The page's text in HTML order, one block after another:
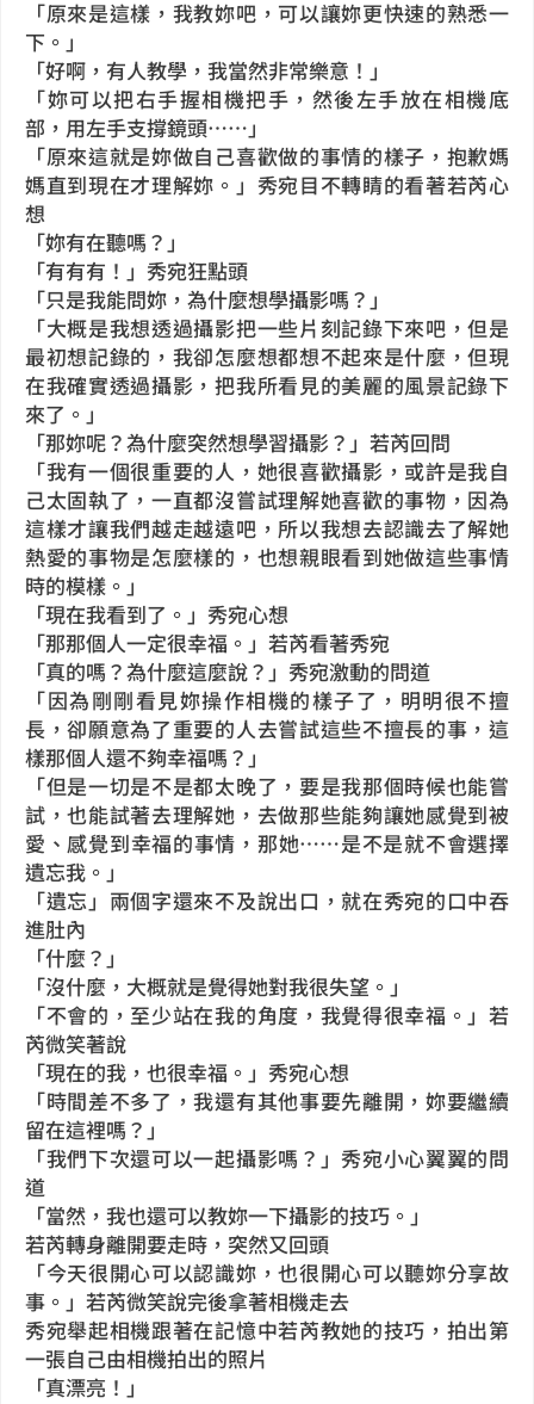
「原來是這樣，我教妳吧，可以讓妳更快速的熟悉一
下。」
「好啊，有人教學，我當然非常樂意！」
「妳可以把右手握相機把手，然後左手放在相機底
部，用左手支撐鏡頭……」
「原來這就是妳做自己喜歡做的事情的樣子，抱歉媽
媽直到現在才理解妳。」秀宛目不轉睛的看著若芮心
想
「妳有在聽嗎？」
「有有有！」秀宛狂點頭
「只是我能問妳，為什麼想學攝影嗎？」
「大概是我想透過攝影把一些片刻記錄下來吧，但是
最初想記錄的，我卻怎麼想都想不起來是什麼，但現
在我確實透過攝影，把我所看見的美麗的風景記錄下
來了。」
「那妳呢？為什麼突然想學習攝影？」若芮回問
「我有一個很重要的人，她很喜歡攝影，或許是我自
己太固執了，一直都沒嘗試理解她喜歡的事物，因為
這樣才讓我們越走越遠吧，所以我想去認識去了解她
熱愛的事物是怎麼樣的，也想親眼看到她做這些事情
時的模樣。」
「現在我看到了。」秀宛心想
「那那個人一定很幸福。」若芮看著秀宛
「真的嗎？為什麼這麼說？」秀宛激動的問道
「因為剛剛看見妳操作相機的樣子了，明明很不擅
長，卻願意為了重要的人去嘗試這些不擅長的事，這
樣那個人還不夠幸福嗎？」
「但是一切是不是都太晚了，要是我那個時候也能嘗
試，也能試著去理解她，去做那些能夠讓她感覺到被
愛、感覺到幸福的事情，那她……是不是就不會選擇
遺忘我。」
「遺忘」兩個字還來不及說出口，就在秀宛的口中吞
進肚內
「什麼？」
「沒什麼，大概就是覺得她對我很失望。」
「不會的，至少站在我的角度，我覺得很幸福。」若
芮微笑著說
「現在的我，也很幸福。」秀宛心想
「時間差不多了，我還有其他事要先離開，妳要繼續
留在這裡嗎？」
「我們下次還可以一起攝影嗎？」秀宛小心翼翼的問
道
「當然，我也還可以教妳一下攝影的技巧。」
若芮轉身離開要走時，突然又回頭
「今天很開心可以認識妳，也很開心可以聽妳分享故
事。」若芮微笑說完後拿著相機走去
秀宛舉起相機跟著在記憶中若芮教她的技巧，拍出第
一張自己由相機拍出的照片
「真漂亮！」